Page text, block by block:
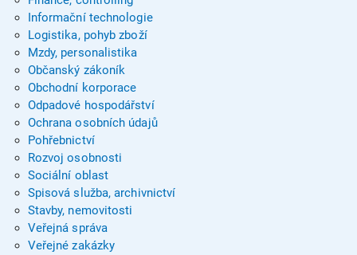
Informační technologie
Logistika, pohyb zboží
Mzdy, personalistika
Občanský zákoník
Obchodní korporace
Odpadové hospodářství
Ochrana osobních údajů
Pohřebnictví
Rozvoj osobnosti
Sociální oblast
Spisová služba, archivnictví
Stavby, nemovitosti
Veřejná správa
Veřejné zakázky